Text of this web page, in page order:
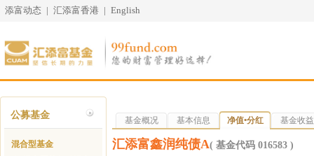
添富动态 | 汇添富香港 | English
公募基金
混合型基金
基金概况 基本信息 净值•分红 基金收益
汇添富鑫润纯债A( 基金代码 016583 )